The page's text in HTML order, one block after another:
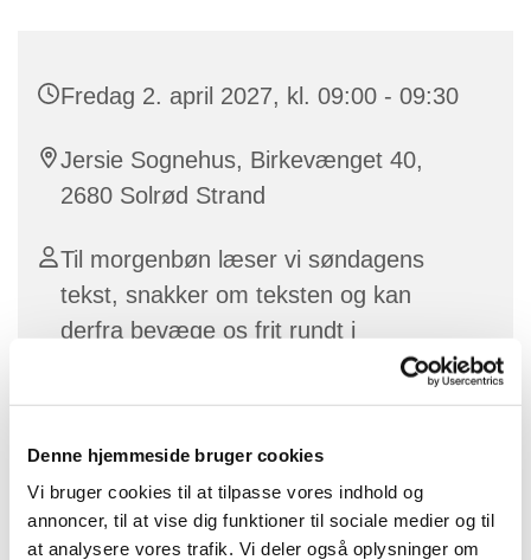
Denne hjemmeside bruger cookies
Vi bruger cookies til at tilpasse vores indhold og
annoncer, til at vise dig funktioner til sociale medier og til
at analysere vores trafik. Vi deler også oplysninger om
Fredag 2. april 2027, kl. 09:00 - 09:30
Jersie Sognehus, Birkevænget 40,
2680 Solrød Strand
Til morgenbøn læser vi søndagens
tekst, snakker om teksten og kan
derfra bevæge os frit rundt i
hverdagens emner og tanker. Vi byder
på morgenkaffe